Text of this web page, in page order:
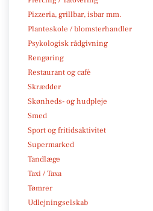
Pizzeria, grillbar, isbar mm.
Planteskole / blomsterhandler
Psykologisk rådgivning
Rengøring
Restaurant og café
Skrædder
Skønheds- og hudpleje
Smed
Sport og fritidsaktivitet
Supermarked
Tandlæge
Taxi / Taxa
Tømrer
Udlejningselskab